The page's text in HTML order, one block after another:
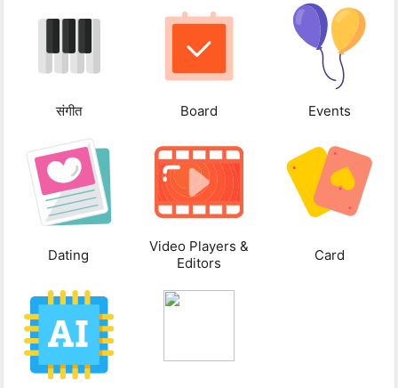
संगीत Board Events
Dating
Video Players &
Editors
Card